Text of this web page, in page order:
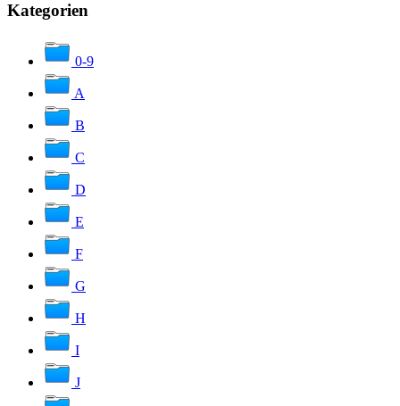
Kategorien
0-9
A
B
C
D
E
F
G
H
I
J